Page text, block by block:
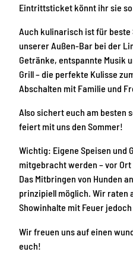
Eintrittsticket könnt ihr sie
Auch kulinarisch ist für beste
unserer Außen-Bar bei der
Getränke, entspannte Musik
Grill – die perfekte Kulisse
Abschalten mit Familie und
Also sichert euch am besten
feiert mit uns den Sommer!
Wichtig: Eigene Speisen und
mitgebracht werden – vor
Das Mitbringen von Hunden
prinzipiell möglich. Wir raten
Showinhalte mit Feuer jedoch
Wir freuen uns auf einen
euch!